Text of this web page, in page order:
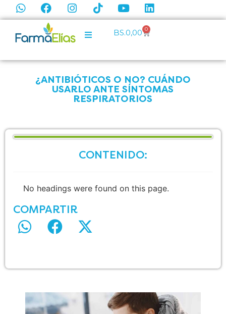
BS.0,00 0
¿ANTIBIÓTICOS O NO? CUÁNDO
USARLO ANTE SÍNTOMAS
RESPIRATORIOS
CONTENIDO:
No headings were found on this page.
COMPARTIR